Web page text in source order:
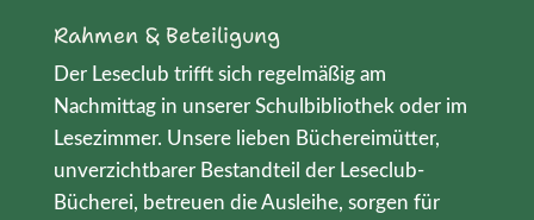
Rahmen & Beteiligung
Der Leseclub trifft sich regelmäßig am
Nachmittag in unserer Schulbibliothek oder im
Lesezimmer. Unsere lieben Büchereimütter,
unverzichtbarer Bestandteil der Leseclub-
Bücherei, betreuen die Ausleihe, sorgen für